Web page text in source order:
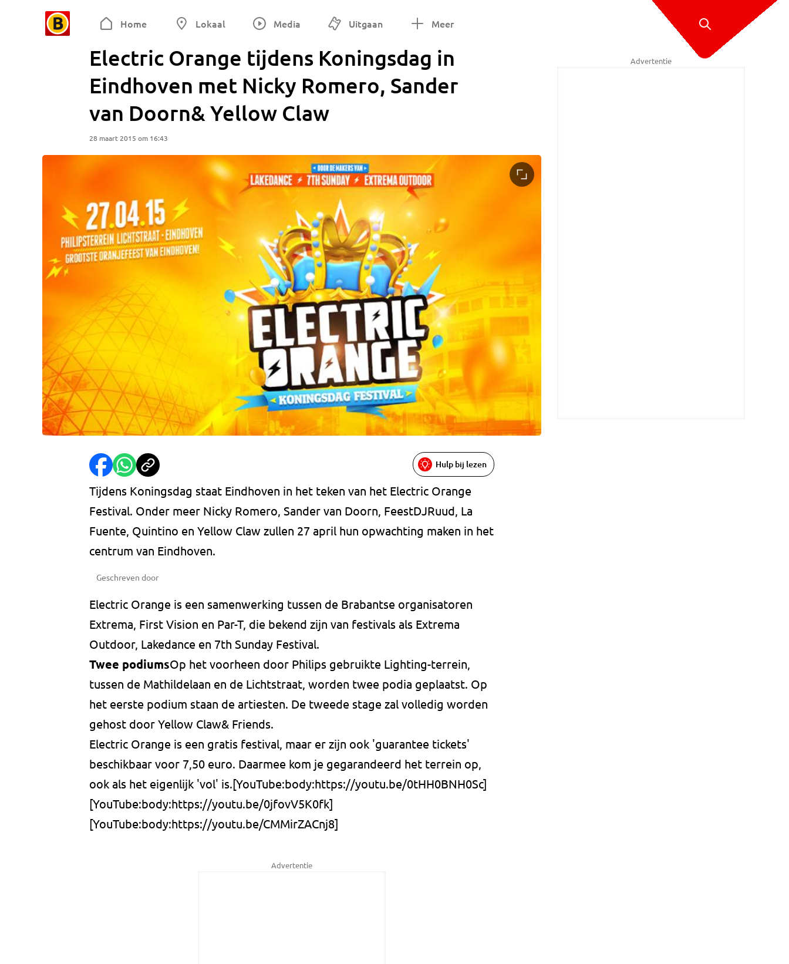
Home Lokaal Media Uitgaan Meer
Electric Orange tijdens Koningsdag in
Eindhoven met Nicky Romero, Sander
van Doorn& Yellow Claw
28 maart 2015 om 16:43
Hulp bij lezen
Tijdens Koningsdag staat Eindhoven in het teken van het Electric Orange
Festival. Onder meer Nicky Romero, Sander van Doorn, FeestDJRuud, La
Fuente, Quintino en Yellow Claw zullen 27 april hun opwachting maken in het
centrum van Eindhoven.
Geschreven door
Electric Orange is een samenwerking tussen de Brabantse organisatoren
Extrema, First Vision en Par-T, die bekend zijn van festivals als Extrema
Outdoor, Lakedance en 7th Sunday Festival.
Twee podiumsOp het voorheen door Philips gebruikte Lighting-terrein,
tussen de Mathildelaan en de Lichtstraat, worden twee podia geplaatst. Op
het eerste podium staan de artiesten. De tweede stage zal volledig worden
gehost door Yellow Claw& Friends.
Electric Orange is een gratis festival, maar er zijn ook 'guarantee tickets'
beschikbaar voor 7,50 euro. Daarmee kom je gegarandeerd het terrein op,
ook als het eigenlijk 'vol' is.[YouTube:body:https://youtu.be/0tHH0BNH0Sc]
[YouTube:body:https://youtu.be/0jfovV5K0fk]
[YouTube:body:https://youtu.be/CMMirZACnj8]
Advertentie
Advertentie